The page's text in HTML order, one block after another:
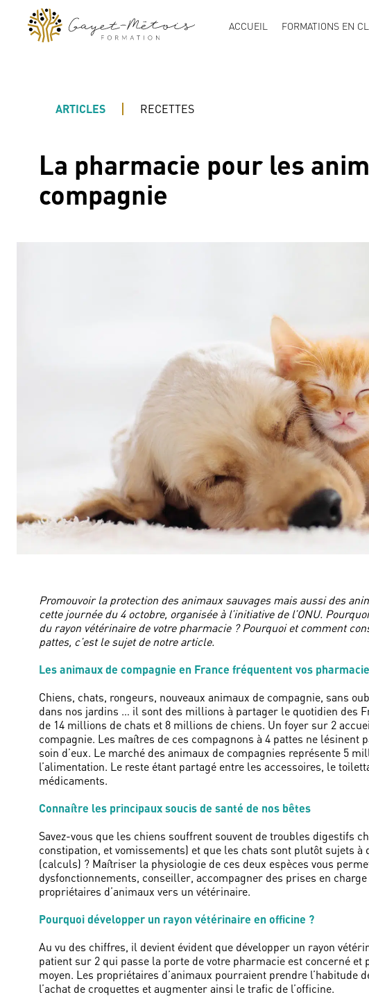
ACCUEIL FORMATIONS EN
ARTICLES RECETTES
La pharmacie pour les
compagnie
Promouvoir la protection des animaux sauvages mais aussi des
cette journée du 4 octobre, organisée à l’initiative de l’ONU.
du rayon vétérinaire de votre pharmacie ? Pourquoi et comment
pattes, c’est le sujet de notre article.
Les animaux de compagnie en France fréquentent vos
Chiens, chats, rongeurs, nouveaux animaux de compagnie, sans
dans nos jardins … il sont des millions à partager le quotidien des
de 14 millions de chats et 8 millions de chiens. Un foyer sur 2
compagnie. Les maîtres de ces compagnons à 4 pattes ne lésinent
soin d’eux. Le marché des animaux de compagnies représente 5
l’alimentation. Le reste étant partagé entre les accessoires, le
médicaments.
Connaître les principaux soucis de santé de nos bêtes
Savez-vous que les chiens souffrent souvent de troubles digestifs
constipation, et vomissements) et que les chats sont plutôt sujets
(calculs) ? Maîtriser la physiologie de ces deux espèces vous
dysfonctionnements, conseiller, accompagner des prises en
propriétaires d’animaux vers un vétérinaire.
Pourquoi développer un rayon vétérinaire en officine ?
Au vu des chiffres, il devient évident que développer un rayon
patient sur 2 qui passe la porte de votre pharmacie est concerné
moyen. Les propriétaires d’animaux pourraient prendre l’habitude
l’achat de croquettes et augmenter ainsi le trafic de l’officine.